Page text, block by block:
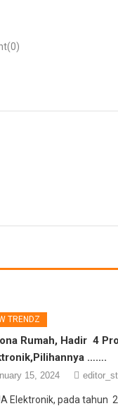
TRENDZ
Rumah, Hadir 4
…….
15, 2024
Elektronik, pada tahun